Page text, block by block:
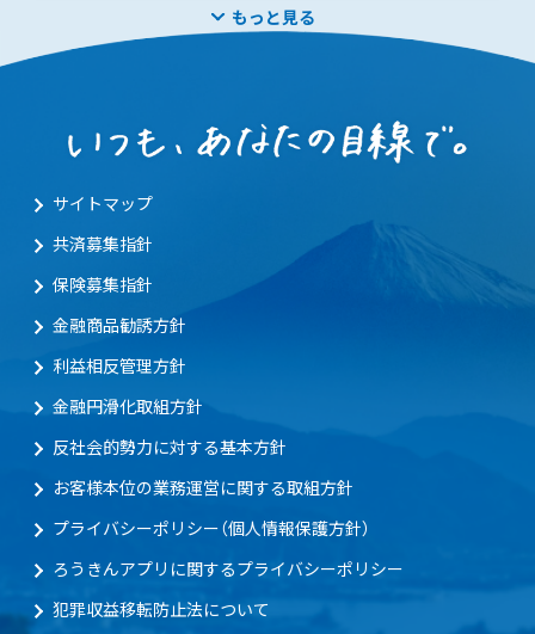
もっと見る
サイトマップ
共済募集指針
保険募集指針
金融商品勧誘方針
利益相反管理方針
金融円滑化取組方針
反社会的勢力に対する基本方針
お客様本位の業務運営に関する取組方針
プライバシーポリシー（個人情報保護方針）
ろうきんアプリに関するプライバシーポリシー
犯罪収益移転防止法について